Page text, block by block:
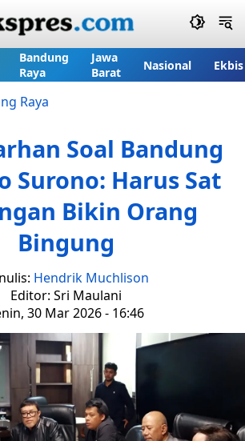
Bandung
Raya
Jawa
Barat
Nasional Ekbis
Raya
Soal Bandung
Surono: Harus Sat
Bikin Orang
Bingung
Hendrik Muchlison
Editor: Sri Maulani
30 Mar 2026 - 16:46